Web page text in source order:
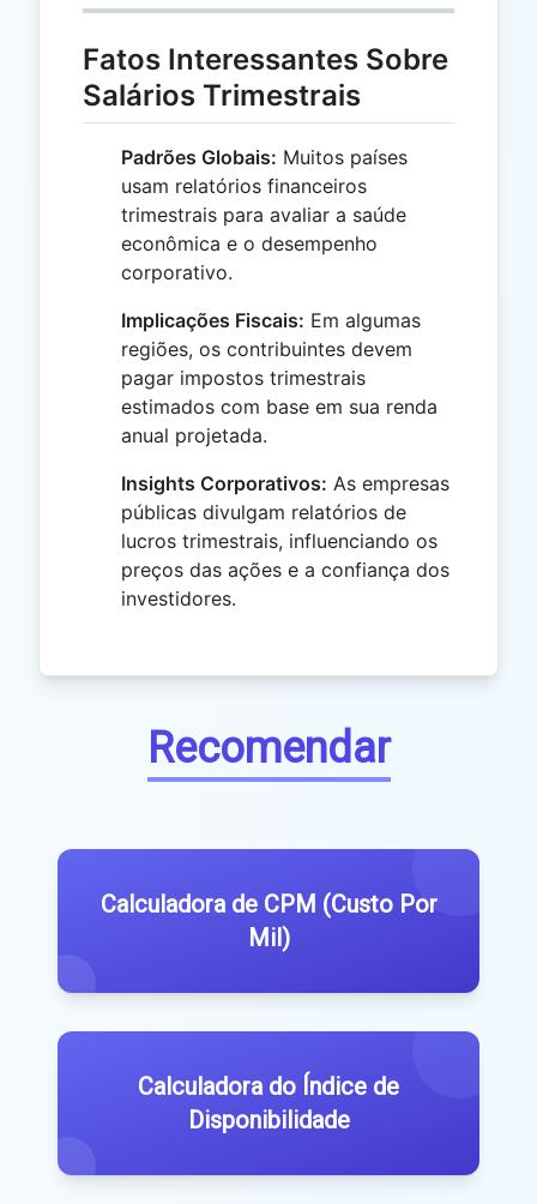
Fatos Interessantes Sobre
Salários Trimestrais
Padrões Globais: Muitos países
usam relatórios financeiros
trimestrais para avaliar a saúde
econômica e o desempenho
corporativo.
Implicações Fiscais: Em algumas
regiões, os contribuintes devem
pagar impostos trimestrais
estimados com base em sua renda
anual projetada.
Insights Corporativos: As empresas
públicas divulgam relatórios de
lucros trimestrais, influenciando os
preços das ações e a confiança dos
investidores.
Recomendar
Calculadora de CPM (Custo Por
Mil)
Calculadora do Índice de
Disponibilidade